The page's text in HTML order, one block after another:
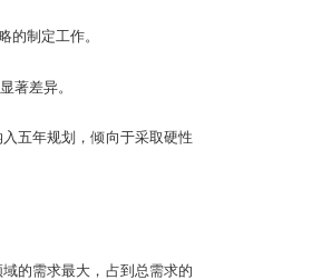
的制定工作。
著差异。
五年规划，倾向于采取硬性
的需求最大，占到总需求的